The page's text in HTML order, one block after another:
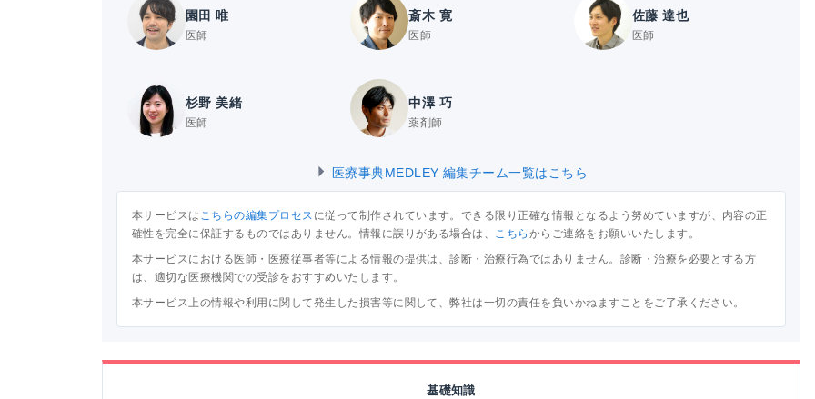
園田 唯
医師
斎木 寛
医師
佐藤 達也
医師
杉野 美緒
医師
中澤 巧
薬剤師
医療事典MEDLEY 編集チーム一覧はこちら
本サービスは こちらの編集プロセス に従って制作されています。できる限り正確な情報となるよう努めていますが、内容の正
確性を完全に保証するものではありません。情報に誤りがある場合は、 こちら からご連絡をお願いいたします。
本サービスにおける医師・医療従事者等による情報の提供は、診断・治療行為ではありません。診断・治療を必要とする方
は、適切な医療機関での受診をおすすめいたします。
本サービス上の情報や利用に関して発生した損害等に関して、弊社は一切の責任を負いかねますことをご了承ください。
基礎知識